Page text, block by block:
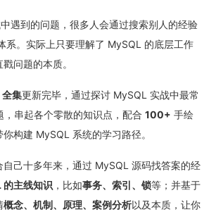
遇到的问题，很多人会通过搜索别人的经验
系。实际上只要理解了 MySQL 的底层工作
问题的本质。
全集更新完毕，通过探讨 MySQL 实战中最常
，串起各个零散的知识点，配合 100+ 手绘
构建 MySQL 系统的学习路径。
己十多年来，通过 MySQL 源码找答案的经
的主线知识 ，比如事务、索引、锁等；并基于
概念、机制、原理、案例分析以及本质，让你